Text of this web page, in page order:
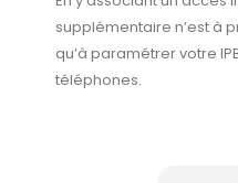
supplémentaire n’est à
qu’à paramétrer votre
téléphones.